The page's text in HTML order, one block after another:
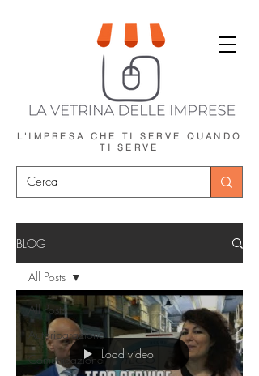
L'IMPRESA CHE TI SERVE QUANDO
TI SERVE
BLOG
All Posts
Autoriparazione
Comunicazione
All Posts
Load video